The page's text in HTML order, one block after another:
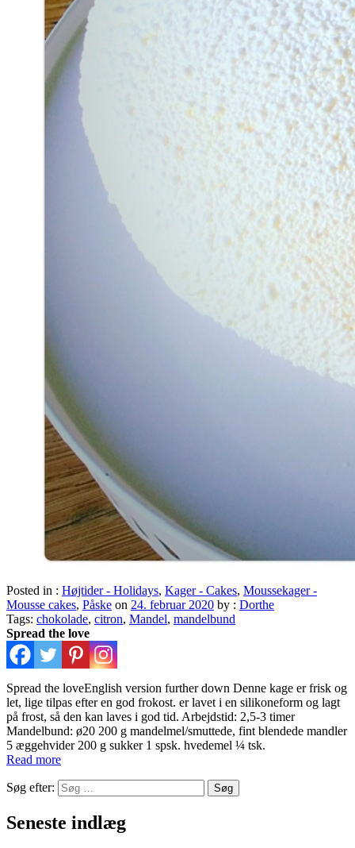
Posted in : Højtider - Holidays, Kager - Cakes, Moussekager -
Mousse cakes, Påske on 24. februar 2020 by : Dorthe
Tags: chokolade, citron, Mandel, mandelbund
Spread the love
Spread the loveEnglish version further down Denne kage er frisk og
let, lige tilpas efter en god frokost. er lavet i en silikoneform og lagt
på frost, så den kan laves i god tid. Arbejdstid: 2,5-3 timer
Mandelbund: ø20 200 g mandelmel/smuttede, fint blendede mandler
5 æggehvider 200 g sukker 1 spsk. hvedemel ¼ tsk.
Read more
Søg efter:
Seneste indlæg